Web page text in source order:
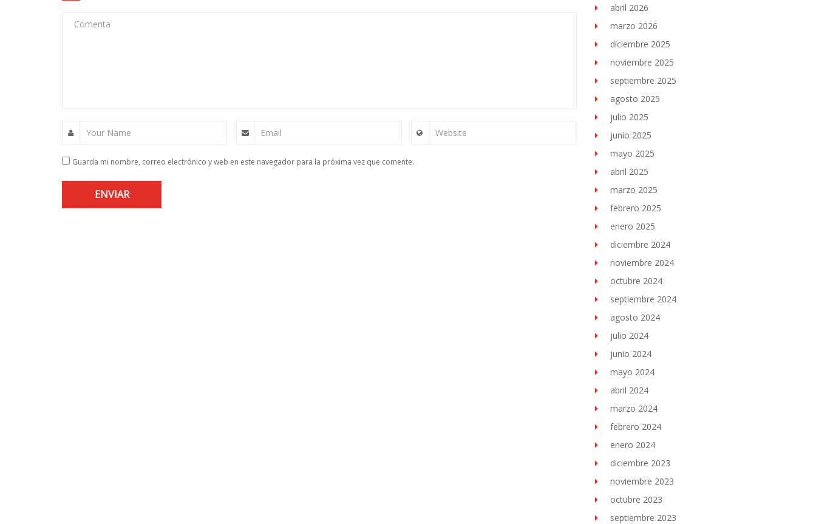
Comenta
Your Name Email Website
Guarda mi nombre, correo electrónico y web en este navegador para la próxima vez que comente.
abril 2026
marzo 2026
diciembre 2025
noviembre 2025
septiembre 2025
agosto 2025
julio 2025
junio 2025
mayo 2025
abril 2025
marzo 2025
febrero 2025
enero 2025
diciembre 2024
noviembre 2024
octubre 2024
septiembre 2024
agosto 2024
julio 2024
junio 2024
mayo 2024
abril 2024
marzo 2024
febrero 2024
enero 2024
diciembre 2023
noviembre 2023
octubre 2023
septiembre 2023